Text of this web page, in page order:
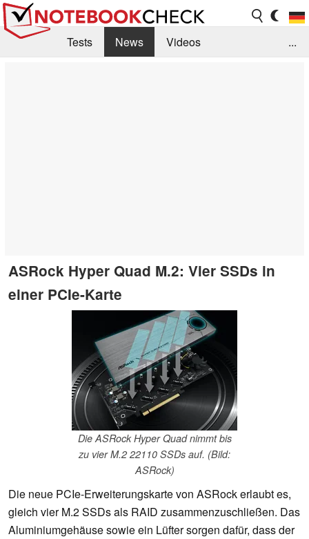
Tests News
Videos
...
ASRock Hyper Quad M.2: Vier SSDs in
einer PCIe-Karte
Die ASRock Hyper Quad nimmt bis
zu vier M.2 22110 SSDs auf. (Bild:
ASRock)
Die neue PCIe-Erweiterungskarte von ASRock erlaubt es,
gleich vier M.2 SSDs als RAID zusammenzuschließen. Das
Aluminiumgehäuse sowie ein Lüfter sorgen dafür, dass der